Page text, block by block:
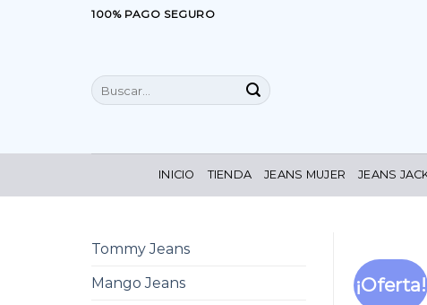
100% PAGO SEGURO
Buscar
por:
INICIO TIENDA JEANS MUJER JEANS
Tommy Jeans
Mango Jeans
¡Oferta!